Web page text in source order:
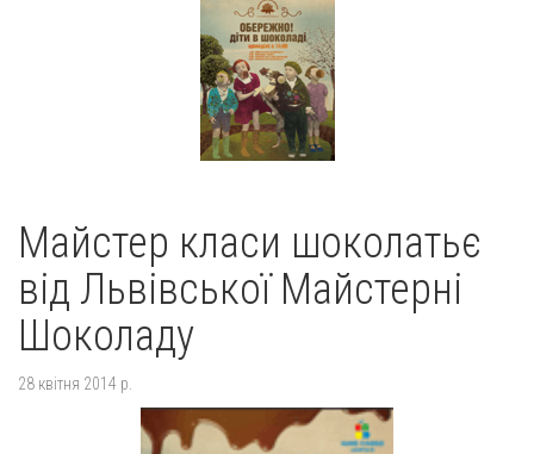
Майстер класи шоколатьє
від Львівської Майстерні
Шоколаду
28 квітня 2014 р.